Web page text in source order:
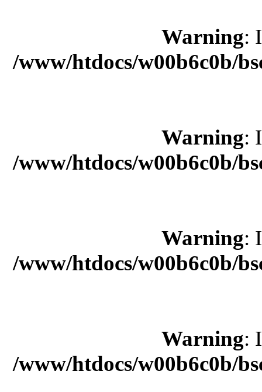
Warning:
/www/htdocs/w00b6c0b/
Warning:
/www/htdocs/w00b6c0b/
Warning:
/www/htdocs/w00b6c0b/
Warning:
/www/htdocs/w00b6c0b/